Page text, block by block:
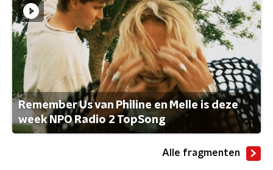
Remember Us van Philine en Melle is deze
week NPO Radio 2 TopSong
Alle fragmenten